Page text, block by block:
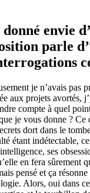
envie
parle
je n’avais
aux projets
compte à quel
je vous donne ?
dort dans le
étant indétectable,
ses
en fera sûrement
pensé et ça
Alors, oui